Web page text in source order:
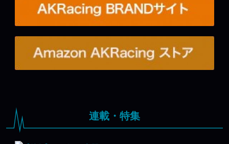
連載・特集